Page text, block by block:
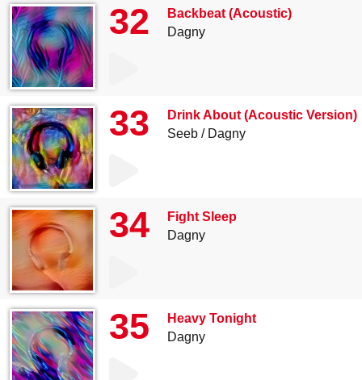
32
Backbeat (Acoustic)
Dagny
33
Drink About (Acoustic Version)
Seeb
Dagny
34
Fight Sleep
Dagny
35
Heavy Tonight
Dagny